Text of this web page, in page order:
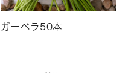
ガーベラ50本